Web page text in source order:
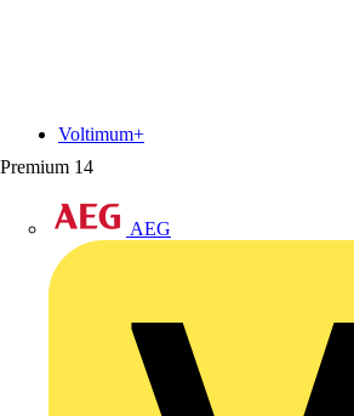
Premium 14
AEG
Voltimum+